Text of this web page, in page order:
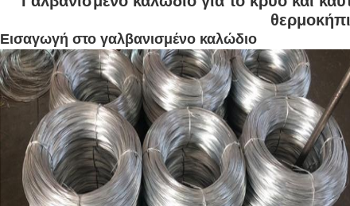
Εισαγωγή στο γαλβανισμένο καλώδιο